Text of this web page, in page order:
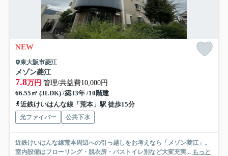
NEW
東大阪市菱江
メゾン菱江
7.8万円 管理/共益費10,000円
66.55㎡ (3LDK) /築33年 /10階建
近鉄けいはんな線「荒本」駅 徒歩15分
光ファイバー 公共下水
近鉄けいはんな線荒本周辺への引っ越しをお考えなら「メゾン菱江」。
室内設備はフローリング・脱衣所・バストイレ別など大変充実... もっと